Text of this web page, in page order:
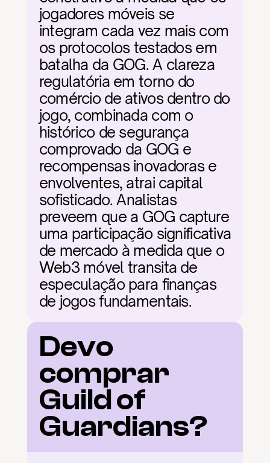
jogadores móveis se
integram cada vez mais com
os protocolos testados em
batalha da GOG. A clareza
regulatória em torno do
comércio de ativos dentro do
jogo, combinada com o
histórico de segurança
comprovado da GOG e
recompensas inovadoras e
envolventes, atrai capital
sofisticado. Analistas
preveem que a GOG capture
uma participação significativa
de mercado à medida que o
Web3 móvel transita de
especulação para finanças
de jogos fundamentais.
Devo
comprar
Guild of
Guardians?